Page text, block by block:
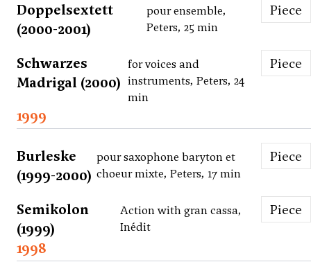
Doppelsextett
(2000-2001)
pour ensemble,
Peters, 25 min
Piece
Schwarzes
Madrigal (2000)
for voices and
instruments, Peters, 24
min
Piece
1999
Burleske
(1999-2000)
pour saxophone baryton et
choeur mixte, Peters, 17 min
Piece
Semikolon
(1999)
Action with gran cassa,
Inédit
Piece
1998